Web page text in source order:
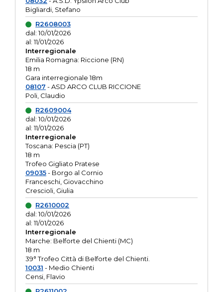
Bigliardi, Stefano
R2608003
dal: 10/01/2026
al: 11/01/2026
Interregionale
Emilia Romagna: Riccione (RN)
18 m
Gara interregionale 18m
08107 - ASD ARCO CLUB RICCIONE
Poli, Claudio
R2609004
dal: 10/01/2026
al: 11/01/2026
Interregionale
Toscana: Pescia (PT)
18 m
Trofeo Gigliato Pratese
09035- Borgo al Cornio
Franceschi, Giovacchino
Crescioli, Giulia
R2610002
dal: 10/01/2026
al: 11/01/2026
Interregionale
Marche: Belforte del Chienti (MC)
18 m
39° Trofeo Città di Belforte del Chienti.
10031 - Medio Chienti
Censi, Flavio